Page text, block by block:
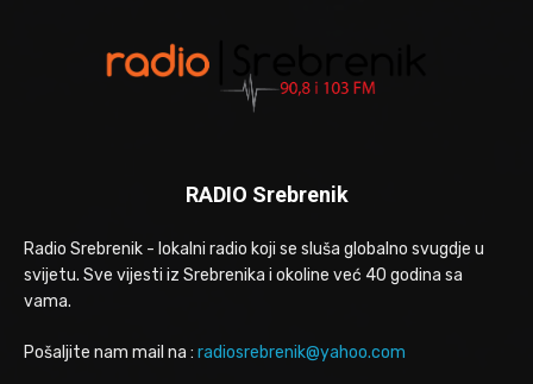
RADIO Srebrenik
Radio Srebrenik - lokalni radio koji se sluša globalno svugdje u
svijetu. Sve vijesti iz Srebrenika i okoline već 40 godina sa
vama.
Pošaljite nam mail na : radiosrebrenik@yahoo.com